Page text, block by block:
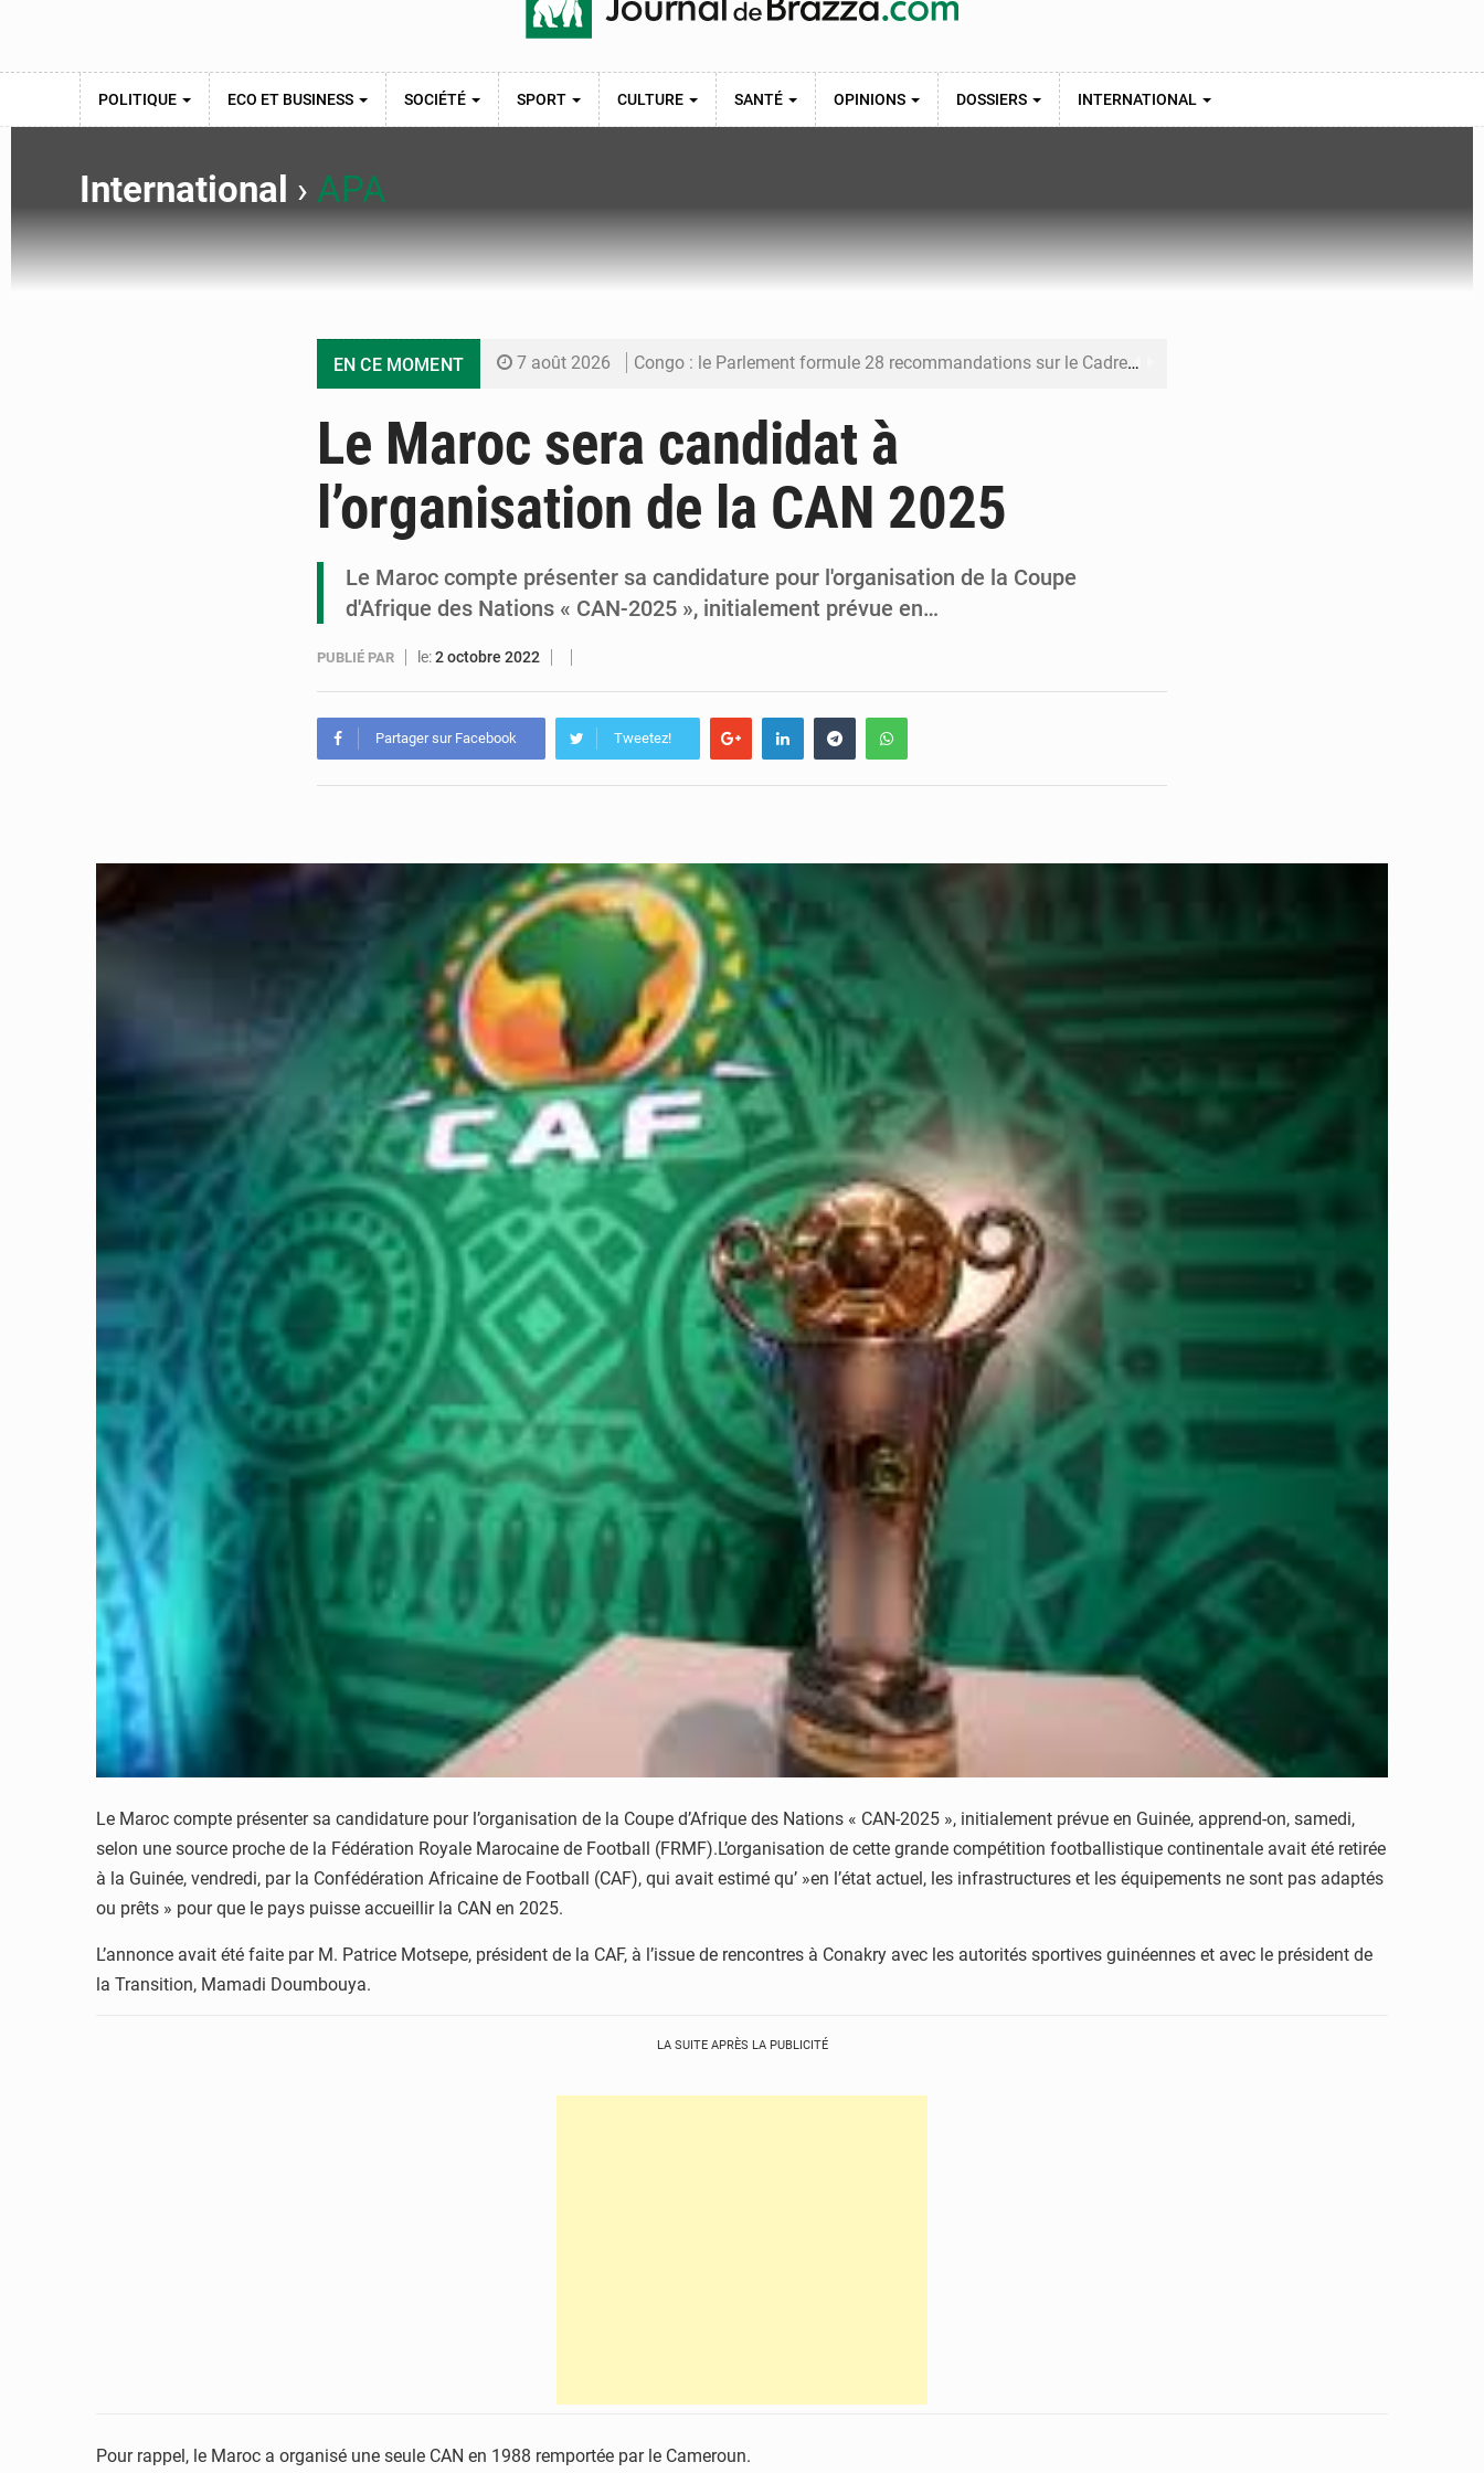
POLITIQUE ECO ET BUSINESS SOCIÉTÉ SPORT CULTURE SANTÉ OPINIONS DOSSIERS INTERNATIONAL
International › APA
EN CE MOMENT 7 août 2026 Congo : le Parlement formule 28 recommandations sur le Cadre budgétaire 2027-2029
7 août 2026 Congo : la Grande foire agricole pour renforcer la souveraineté alimentaire
7 août 2026 Congo-RDC : Brazzaville et Kinshasa renforcent leur coopération en faveur de la jeunesse
Le Maroc sera candidat à
l’organisation de la CAN 2025
Le Maroc compte présenter sa candidature pour l'organisation de la Coupe
d'Afrique des Nations « CAN-2025 », initialement prévue en…
PUBLIÉ PAR le:2 octobre 2022
Partager sur Facebook Tweetez!
Le Maroc compte présenter sa candidature pour l’organisation de la Coupe d’Afrique des Nations « CAN-2025 », initialement prévue en Guinée, apprend-on, samedi,
selon une source proche de la Fédération Royale Marocaine de Football (FRMF).L’organisation de cette grande compétition footballistique continentale avait été retirée
à la Guinée, vendredi, par la Confédération Africaine de Football (CAF), qui avait estimé qu’ »en l’état actuel, les infrastructures et les équipements ne sont pas adaptés
ou prêts » pour que le pays puisse accueillir la CAN en 2025.
L’annonce avait été faite par M. Patrice Motsepe, président de la CAF, à l’issue de rencontres à Conakry avec les autorités sportives guinéennes et avec le président de
la Transition, Mamadi Doumbouya.
LA SUITE APRÈS LA PUBLICITÉ
Pour rappel, le Maroc a organisé une seule CAN en 1988 remportée par le Cameroun.